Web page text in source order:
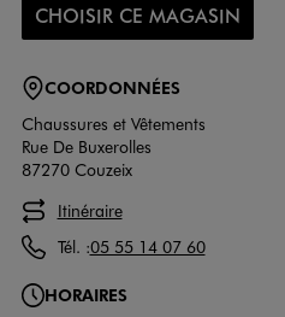
CHOISIR CE MAGASIN
COORDONNÉES
Chaussures et Vêtements
Rue De Buxerolles
87270 Couzeix
Itinéraire
Tél. :05 55 14 07 60
HORAIRES